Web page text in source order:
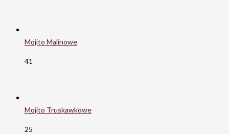
Mojito Malinowe
41
Mojito Truskawkowe
25